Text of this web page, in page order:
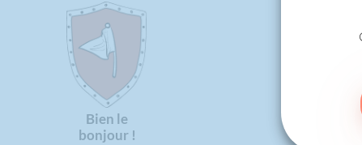
Bien le
bonjour !